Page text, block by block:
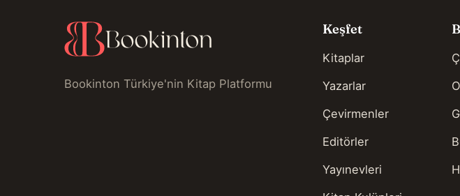
Bookinton Türkiye'nin Kitap Platformu
Keşfet
Kitaplar
Yazarlar
Çevirmenler
Editörler
Yayınevleri